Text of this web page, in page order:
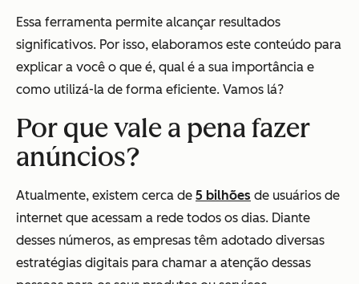
Essa ferramenta permite alcançar resultados
significativos. Por isso, elaboramos este conteúdo para
explicar a você o que é, qual é a sua importância e
como utilizá-la de forma eficiente. Vamos lá?
Por que vale a pena fazer
anúncios?
Atualmente, existem cerca de 5 bilhões de usuários de
internet que acessam a rede todos os dias. Diante
desses números, as empresas têm adotado diversas
estratégias digitais para chamar a atenção dessas